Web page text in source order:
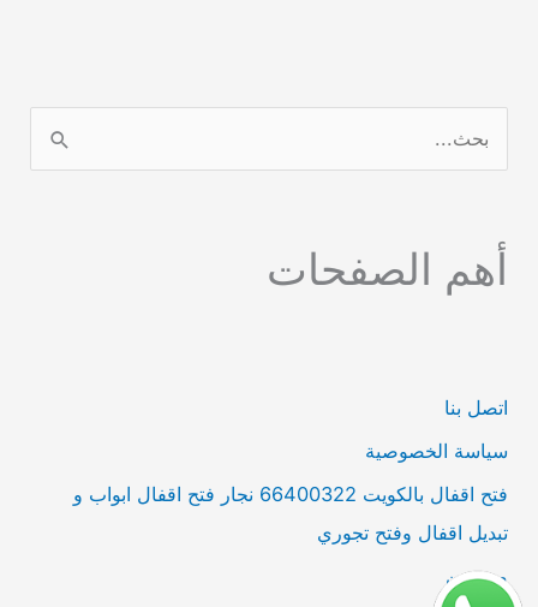
ح
:
أهم الصفحات
اتصل بنا
سياسة الخصوصية
فتح اقفال بالكويت 66400322 نجار فتح اقفال ابواب و
تبديل اقفال وفتح تجوري
من نحن